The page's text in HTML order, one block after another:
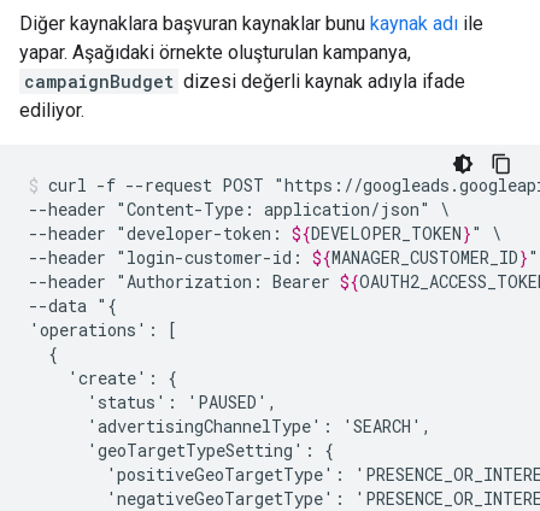
Diğer kaynaklara başvuran kaynaklar bunu kaynak adı ile
yapar. Aşağıdaki örnekte oluşturulan kampanya,
campaignBudget dizesi değerli kaynak adıyla ifade
ediliyor.
curl -f --request POST "https://
--header "Content-Type: application/json"
\
--header "developer-token: ${DEVELOPER_TOKEN}"
\
--header "login-customer-id: ${MANAGER_CUSTOMER_ID}"
--header "Authorization: Bearer ${
--data "{
'operations':
'create':
'status':
'advertisingChannelType':
'geoTargetTypeSetting':
'positiveGeoTargetType':
'negativeGeoTargetType':